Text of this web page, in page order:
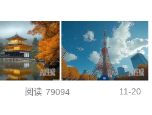
阅读 79094 11-20